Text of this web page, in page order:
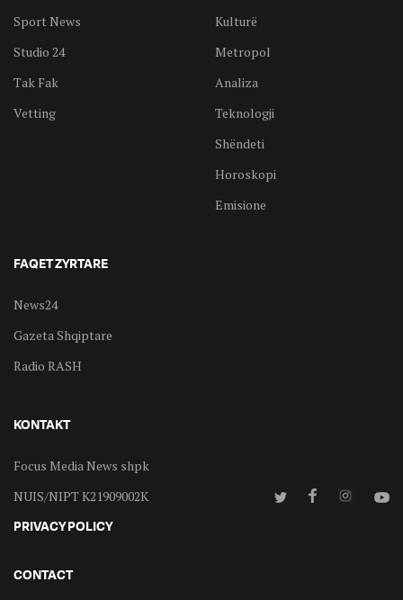
Sport News
Studio 24
Tak Fak
Vetting
Kulturë
Metropol
Analiza
Teknologji
Shëndeti
Horoskopi
Emisione
FAQET ZYRTARE
News24
Gazeta Shqiptare
Radio RASH
KONTAKT
Focus Media News shpk
NUIS/NIPT K21909002K
PRIVACY POLICY
CONTACT